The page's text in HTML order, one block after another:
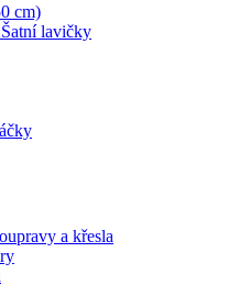
cm)
Šatní lavičky
a křesla